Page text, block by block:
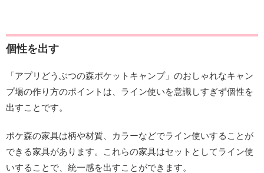
個性を出す
「アプリどうぶつの森ポケットキャンプ」のおしゃれなキャン
プ場の作り方のポイントは、ライン使いを意識しすぎず個性を
出すことです。
ポケ森の家具は柄や材質、カラーなどでライン使いすることが
できる家具があります。これらの家具はセットとしてライン使
いすることで、統一感を出すことができます。